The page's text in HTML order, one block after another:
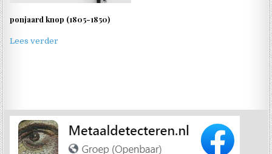
ponjaard knop (1805-1850)
Lees verder